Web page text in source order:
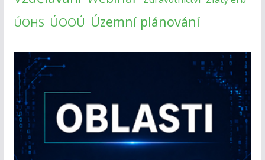
ÚOHS ÚOOÚ Územní plánování